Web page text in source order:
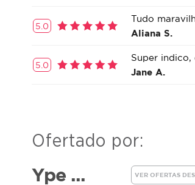
5.0
Tudo
Aliana S.
5.0
Super indico,
Jane A.
Ofertado por:
Ype ... VER OFERTAS